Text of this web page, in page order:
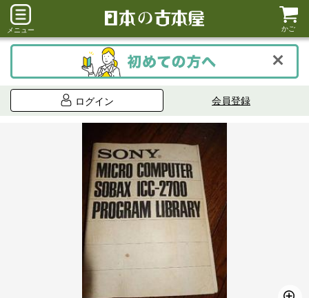
メニュー かご
ログイン 会員登録